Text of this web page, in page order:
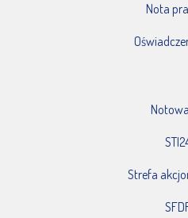
Nota
Strefa